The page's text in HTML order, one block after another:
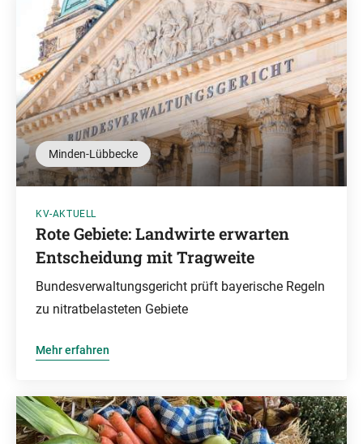
Minden-Lübbecke
KV-AKTUELL
Rote Gebiete: Landwirte erwarten
Entscheidung mit Tragweite
Bundesverwaltungsgericht prüft bayerische Regeln
zu nitratbelasteten Gebiete
Mehr erfahren